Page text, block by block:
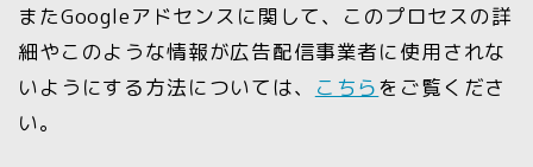
またGoogleアドセンスに関して、このプロセスの詳
細やこのような情報が広告配信事業者に使用されな
いようにする方法については、 こちらをご覧くださ
い。